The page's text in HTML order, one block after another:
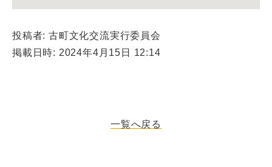
投稿者: 古町文化交流実行委員会
掲載日時: 2024年4月15日 12:14
一覧へ戻る